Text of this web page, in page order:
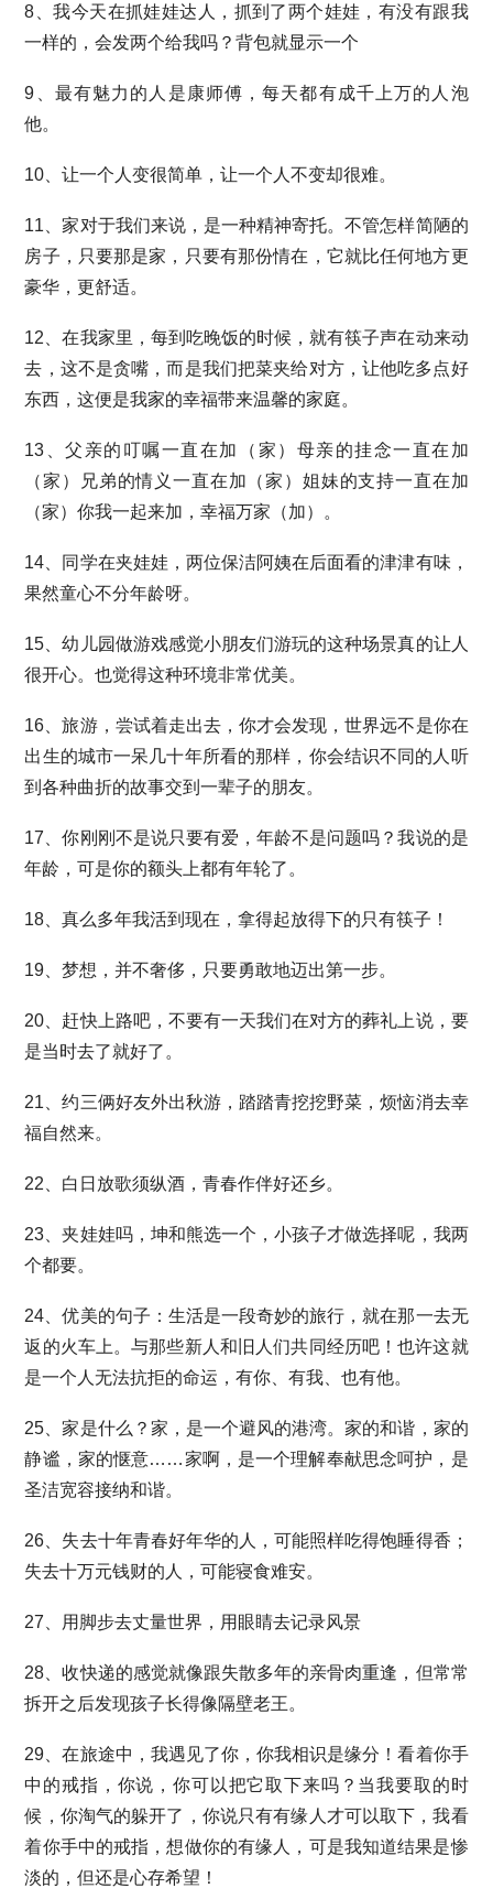
8、我今天在抓娃娃达人，抓到了两个娃娃，有没有跟我
一样的，会发两个给我吗？背包就显示一个
9、最有魅力的人是康师傅，每天都有成千上万的人泡
他。
10、让一个人变很简单，让一个人不变却很难。
11、家对于我们来说，是一种精神寄托。不管怎样简陋的
房子，只要那是家，只要有那份情在，它就比任何地方更
豪华，更舒适。
12、在我家里，每到吃晚饭的时候，就有筷子声在动来动
去，这不是贪嘴，而是我们把菜夹给对方，让他吃多点好
东西，这便是我家的幸福带来温馨的家庭。
13、父亲的叮嘱一直在加（家）母亲的挂念一直在加
（家）兄弟的情义一直在加（家）姐妹的支持一直在加
（家）你我一起来加，幸福万家（加）。
14、同学在夹娃娃，两位保洁阿姨在后面看的津津有味，
果然童心不分年龄呀。
15、幼儿园做游戏感觉小朋友们游玩的这种场景真的让人
很开心。也觉得这种环境非常优美。
16、旅游，尝试着走出去，你才会发现，世界远不是你在
出生的城市一呆几十年所看的那样，你会结识不同的人听
到各种曲折的故事交到一辈子的朋友。
17、你刚刚不是说只要有爱，年龄不是问题吗？我说的是
年龄，可是你的额头上都有年轮了。
18、真么多年我活到现在，拿得起放得下的只有筷子！
19、梦想，并不奢侈，只要勇敢地迈出第一步。
20、赶快上路吧，不要有一天我们在对方的葬礼上说，要
是当时去了就好了。
21、约三俩好友外出秋游，踏踏青挖挖野菜，烦恼消去幸
福自然来。
22、白日放歌须纵酒，青春作伴好还乡。
23、夹娃娃吗，坤和熊选一个，小孩子才做选择呢，我两
个都要。
24、优美的句子：生活是一段奇妙的旅行，就在那一去无
返的火车上。与那些新人和旧人们共同经历吧！也许这就
是一个人无法抗拒的命运，有你、有我、也有他。
25、家是什么？家，是一个避风的港湾。家的和谐，家的
静谧，家的惬意……家啊，是一个理解奉献思念呵护，是
圣洁宽容接纳和谐。
26、失去十年青春好年华的人，可能照样吃得饱睡得香；
失去十万元钱财的人，可能寝食难安。
27、用脚步去丈量世界，用眼睛去记录风景
28、收快递的感觉就像跟失散多年的亲骨肉重逢，但常常
拆开之后发现孩子长得像隔壁老王。
29、在旅途中，我遇见了你，你我相识是缘分！看着你手
中的戒指，你说，你可以把它取下来吗？当我要取的时
候，你淘气的躲开了，你说只有有缘人才可以取下，我看
着你手中的戒指，想做你的有缘人，可是我知道结果是惨
淡的，但还是心存希望！